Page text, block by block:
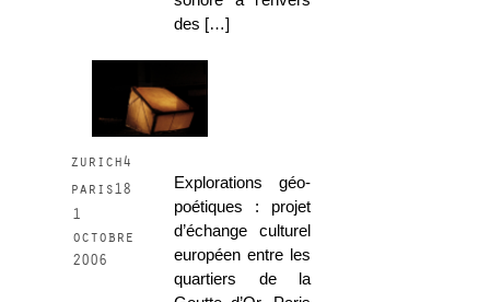
des […]
zurich4
paris18
1
octobre
2006
Explorations géo-
poétiques : projet
d’échange culturel
européen entre les
quartiers de la